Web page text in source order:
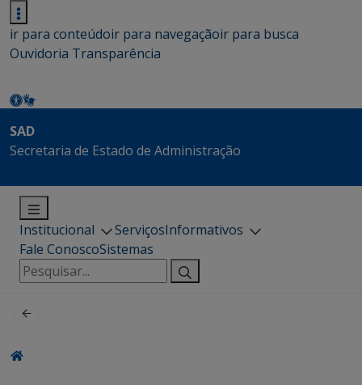
ir para conteúdoir para navegaçãoir para busca
Ouvidoria Transparência
SAD
Secretaria de Estado de Administração
Institucional ServiçosInformativos
Fale ConoscoSistemas
Pesquisar
por: